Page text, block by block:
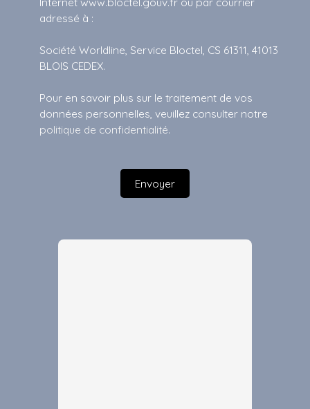
adressé à :
Société Worldline, Service Bloctel, CS 61311, 41013
BLOIS CEDEX.
Pour en savoir plus sur le traitement de vos
données personnelles, veuillez consulter notre
politique de confidentialité.
Envoyer